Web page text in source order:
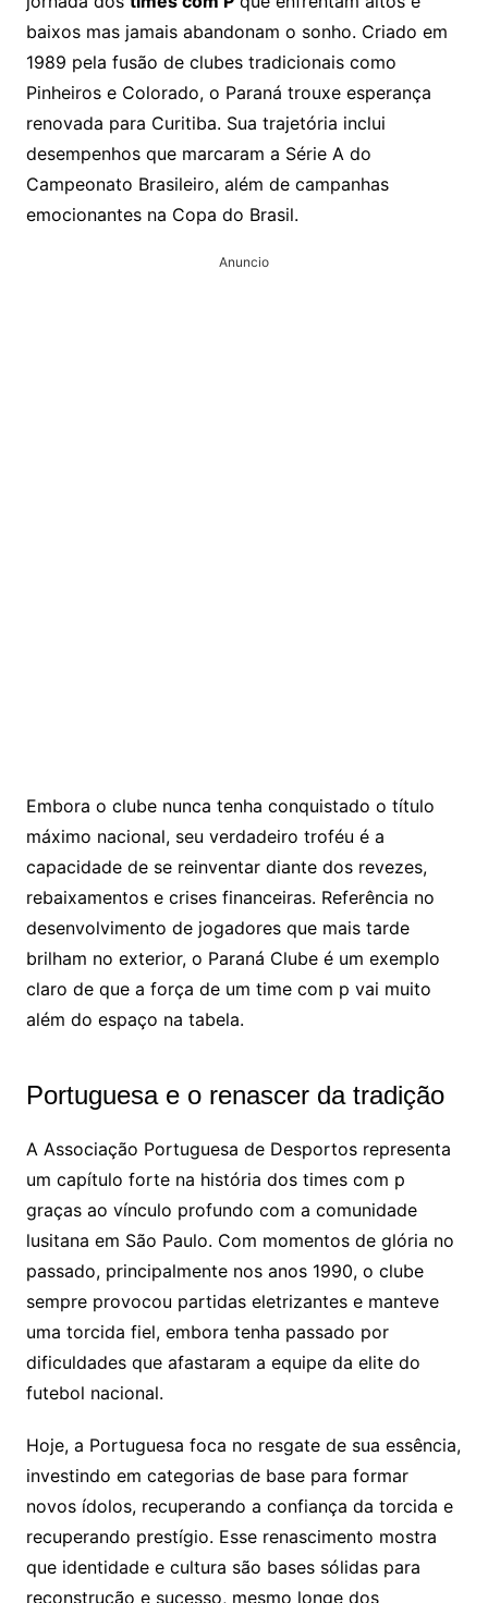
baixos mas jamais abandonam o sonho. Criado em
1989 pela fusão de clubes tradicionais como
Pinheiros e Colorado, o Paraná trouxe esperança
renovada para Curitiba. Sua trajetória inclui
desempenhos que marcaram a Série A do
Campeonato Brasileiro, além de campanhas
emocionantes na Copa do Brasil.
Anuncio
Embora o clube nunca tenha conquistado o título
máximo nacional, seu verdadeiro troféu é a
capacidade de se reinventar diante dos revezes,
rebaixamentos e crises financeiras. Referência no
desenvolvimento de jogadores que mais tarde
brilham no exterior, o Paraná Clube é um exemplo
claro de que a força de um time com p vai muito
além do espaço na tabela.
Portuguesa e o renascer da tradição
A Associação Portuguesa de Desportos representa
um capítulo forte na história dos times com p
graças ao vínculo profundo com a comunidade
lusitana em São Paulo. Com momentos de glória no
passado, principalmente nos anos 1990, o clube
sempre provocou partidas eletrizantes e manteve
uma torcida fiel, embora tenha passado por
dificuldades que afastaram a equipe da elite do
futebol nacional.
Hoje, a Portuguesa foca no resgate de sua essência,
investindo em categorias de base para formar
novos ídolos, recuperando a confiança da torcida e
recuperando prestígio. Esse renascimento mostra
que identidade e cultura são bases sólidas para
reconstrução e sucesso, mesmo longe dos